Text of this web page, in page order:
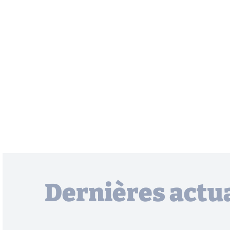
Dernières